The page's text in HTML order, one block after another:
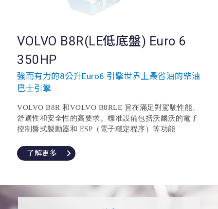
VOLVO B8R(LE低底盤) Euro 6
350HP
強而有力的8公升Euro6 引擎世界上最省油的柴油
巴士引擎
VOLVO B8R 和VOLVO B8RLE 旨在滿足對駕駛性能、
舒適性和安全性的高要求。標准設備包括沃爾沃的電子
控制盤式製動器和 ESP（電子穩定程序）等功能
了解更多